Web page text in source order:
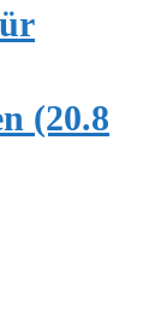
(20.8